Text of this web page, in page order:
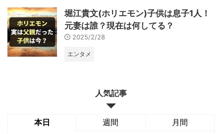
堀江貴文(ホリエモン)子供は息子1人！
元妻は誰？現在は何してる？
2025/2/28
エンタメ
人気記事
本日 週間 月間